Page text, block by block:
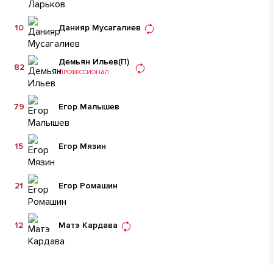
Данияр Мусагалиев
10
Демьян Ильев(П)
ПРОФЕССИОНАЛ
82
Егор Малышев
79
Егор Мязин
15
Егор Ромашин
21
Матэ Кардава
12